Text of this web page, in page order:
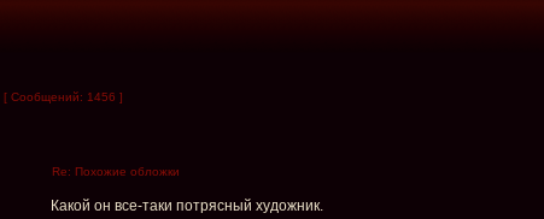
[ Сообщений: 1456 ]
Re: Похожие обложки
Какой он все-таки потрясный художник.